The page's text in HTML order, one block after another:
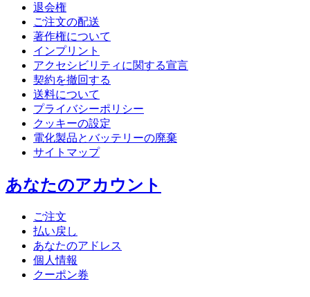
退会権
ご注文の配送
著作権について
インプリント
アクセシビリティに関する宣言
契約を撤回する
送料について
プライバシーポリシー
クッキーの設定
電化製品とバッテリーの廃棄
サイトマップ
あなたのアカウント
ご注文
払い戻し
あなたのアドレス
個人情報
クーポン券